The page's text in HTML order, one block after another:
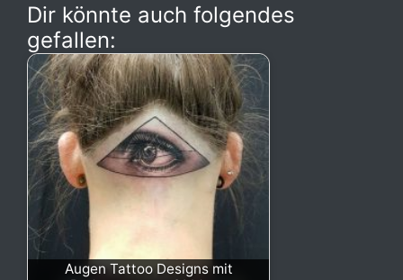
Dir könnte auch folgendes
gefallen:
Augen Tattoo Designs mit